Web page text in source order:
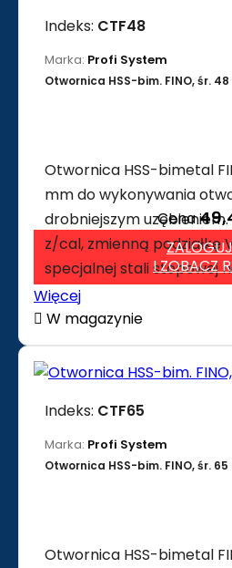
Indeks: CTF48
Marka: Profi System
Otwornica HSS-bim. FINO, śr.
Otwornica HSS-bimetal
mm do wykonywania
drobniejszym uzębieniem.
z/cal, zmienną podziałkę
specjalnej stali stopowej
Cena
I ZOBACZ
Więcej
 W magazynie
Indeks: CTF65
Marka: Profi System
Otwornica HSS-bim. FINO, śr.
Otwornica HSS-bimetal